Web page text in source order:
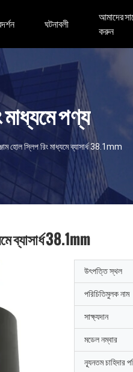
ঘটনাবলী
আমাদের
করুন
মাধ্যমে পণ্য
হোল স্লিপ রিং মাধ্যমে ব্যাসার্ধ 38.1mm
ব্যাসার্ধ 38.1mm
উৎপত্তি স্থল
পরিচিতিমুলক নাম
সাক্ষ্যদান
মডেল নম্বার
ন্যূনতম চাহিদার